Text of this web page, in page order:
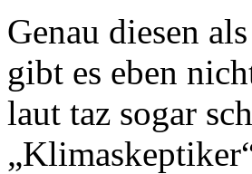
Genau diesen
gibt es eben
laut taz sogar